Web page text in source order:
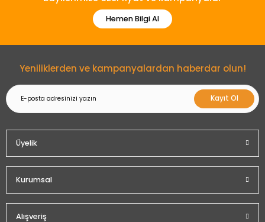
Hemen Bilgi Al
Yeniliklerden ve kampanyalardan haberdar olun!
Kayıt Ol
Üyelik
Kurumsal
Alışveriş